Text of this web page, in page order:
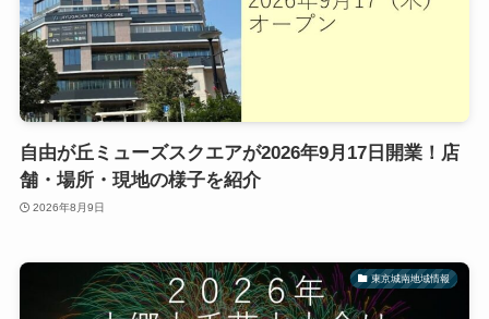
自由が丘ミューズスクエアが2026年9月17日開業！店
舗・場所・現地の様子を紹介
2026年8月9日
東京城南地域情報